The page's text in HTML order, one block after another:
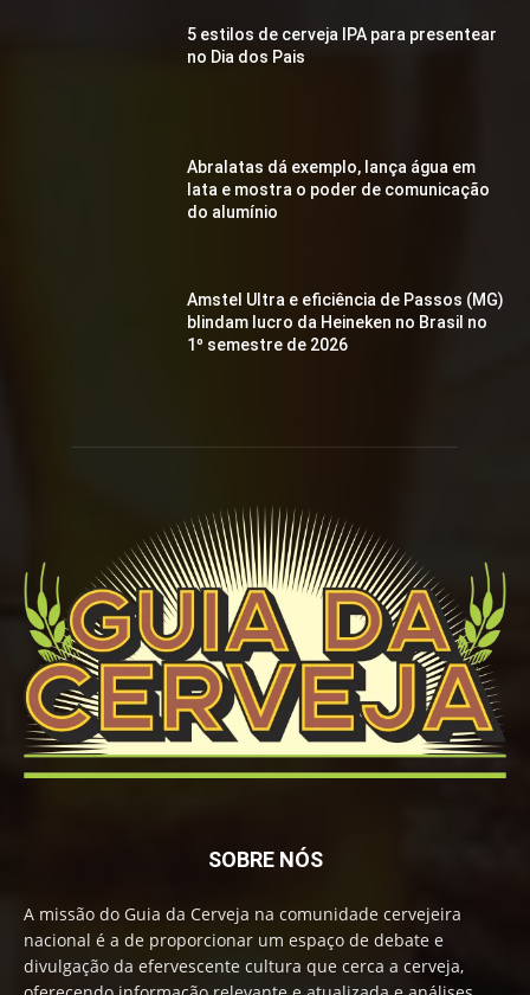
5 estilos de cerveja IPA para presentear
no Dia dos Pais
Abralatas dá exemplo, lança água em
lata e mostra o poder de comunicação
do alumínio
Amstel Ultra e eficiência de Passos (MG)
blindam lucro da Heineken no Brasil no
1º semestre de 2026
SOBRE NÓS
A missão do Guia da Cerveja na comunidade cervejeira
nacional é a de proporcionar um espaço de debate e
divulgação da efervescente cultura que cerca a cerveja,